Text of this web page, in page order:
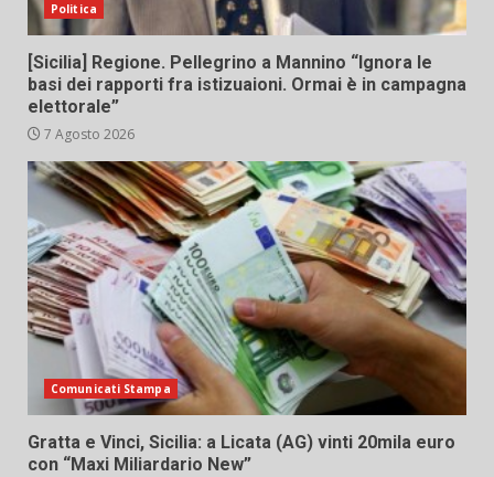
Politica
[Sicilia] Regione. Pellegrino a Mannino “Ignora le
basi dei rapporti fra istizuaioni. Ormai è in campagna
elettorale”
7 Agosto 2026
Comunicati Stampa
Gratta e Vinci, Sicilia: a Licata (AG) vinti 20mila euro
con “Maxi Miliardario New”